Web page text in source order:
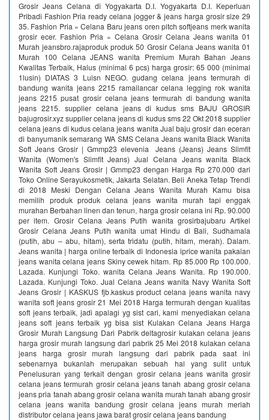
Grosir Jeans Celana di Yogyakarta D.I. Yogyakarta D.I. Keperluan
Pribadi Fashion Pria ready celana jogger & jeans harga grosir size 29
35. Fashion Pria » Celana Baru jeans oren pitch softjeans merk wanita
grosir ecer. Fashion Pria » Celana Grosir Celana Jeans wanita 01
Murah jeansbro.rajaproduk produk 50 Grosir Celana Jeans wanita 01
Murah 100 Celana JEANS wanita Premium Murah Bahan Jeans
Kwalitas Terbaik, Halus (minimal 6 pcs) harga grosir: 65 000 (minimal
1lusin) DIATAS 3 Luisn NEGO. gudang celana jeans termurah di
bandung wanita jeans 2215 ramailancar celana legging rok wanita
jeans 2215 pusat grosir celana jeans termurah di bandung wanita
jeans 2215. supplier celana jeans di kudus sms BAJU GROSIR
bajugrosir.xyz supplier celana jeans di kudus sms 22 Okt 2018 supplier
celana jeans di kudus celana jeans wanita Jual baju grosir dan eceran
di banyumanik semarang WA SMS Celana Jeans wanita Black Wanita
Soft Jeans Grosir | Gmmp23 elevenia Jeans (Jeans) Jeans Slimfit
Wanita (Women's Slimfit Jeans) Jual Celana Jeans wanita Black
Wanita Soft Jeans Grosir | Gmmp23 dengan Harga Rp 270.000 dari
Toko Online Serayukosmetik, Jakarta Selatan. Beli Aneka Tetap Trendi
di 2018 Meski Dengan Celana Jeans Wanita Murah Kamu bisa
memilih produk produk celana jeans wanita murah tapi enggak
murahan Berbahan linen dan tenun, harga grosir celana ini Rp. 90.000
per item. Grosir Celana Jeans Putih wanita grosirbajubaru Artikel
Grosir Celana Jeans Putih wanita umat Hindu di Bali, Sudhamala
(putih, abu – abu, hitam), serta tridatu (putih, hitam, merah). Dalam.
Jeans wanita | harga online terbaik di Indonesia iprice wanita pakaian
jeans wanita celana jeans Skiny cewek hitam. Rp 85.000 Rp 100.000.
Lazada. Kunjungi Toko. wanita Celana Jeans Wanita. Rp 190.000.
Lazada. Kunjungi Toko. Jual Celana Jeans wanita Navy Wanita Soft
Jeans Grosir | KASKUS fjb.kaskus product celana jeans wanita navy
wanita soft jeans grosir 21 Mei 2018 Harga termurah dengan kualitas
soft jeans terbaik, jadi apalagi yg sist cari, kami menyediakan celana
jeans soft jeans terbaik yg bisa sist Kulakan Celana Jeans Harga
Grosir Murah Langsung Dari Pabrik deltagrosir kulakan celana jeans
harga grosir murah langsung dari pabrik 25 Mei 2018 kulakan celana
jeans harga grosir murah langsung dari pabrik pada saat ini
sebenarnya bukanlah merupakan sebuah hal yang sulit untuk
Penelusuran yang terkait dengan grosir celana jeans wanita grosir
celana jeans termurah grosir celana jeans tanah abang grosir celana
jeans pria tanah abang grosir celana wanita murah tanah abang grosir
celana jeans wanita bandung grosir celana jeans murah meriah
distributor celana jeans jawa barat grosir celana jeans bandung